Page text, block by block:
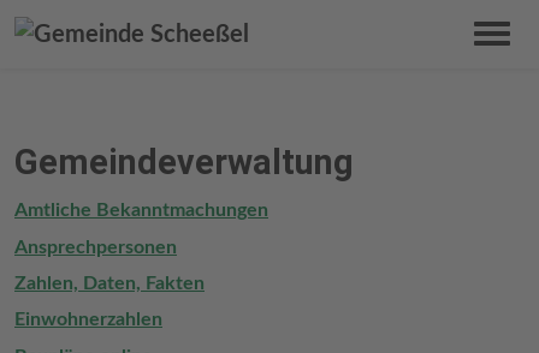
Gemeindeverwaltung
Amtliche Bekanntmachungen
Ansprechpersonen
Zahlen, Daten, Fakten
Einwohnerzahlen